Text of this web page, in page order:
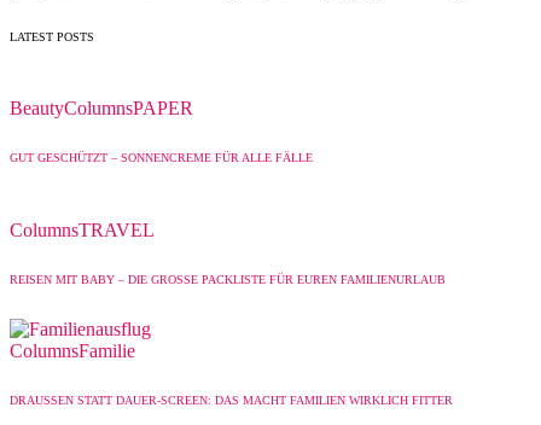
LATEST POSTS
BeautyColumnsPAPER
GUT GESCHÜTZT – SONNENCREME FÜR ALLE FÄLLE
ColumnsTRAVEL
REISEN MIT BABY – DIE GROSSE PACKLISTE FÜR EUREN FAMILIENURLAUB
ColumnsFamilie
DRAUSSEN STATT DAUER-SCREEN: DAS MACHT FAMILIEN WIRKLICH FITTER